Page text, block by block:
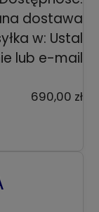
dostawa
w: Ustal
lub e-mail
690,00 zł